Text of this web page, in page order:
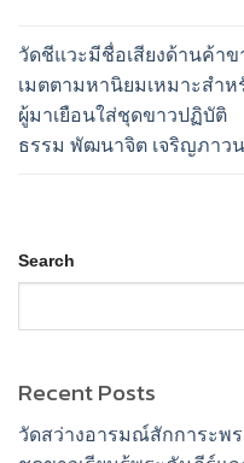
วัดชีแวะมีชื่อเสียงด้านค้าข
เมตตามหานิยมเหมาะสำห
ผู้มาเยือนใส่ชุดขาวปฏิบัติ
ธรรม พัฒนาจิต เจริญภาว
Search
Recent Posts
วัดสว่างอารมณ์สักการะพ